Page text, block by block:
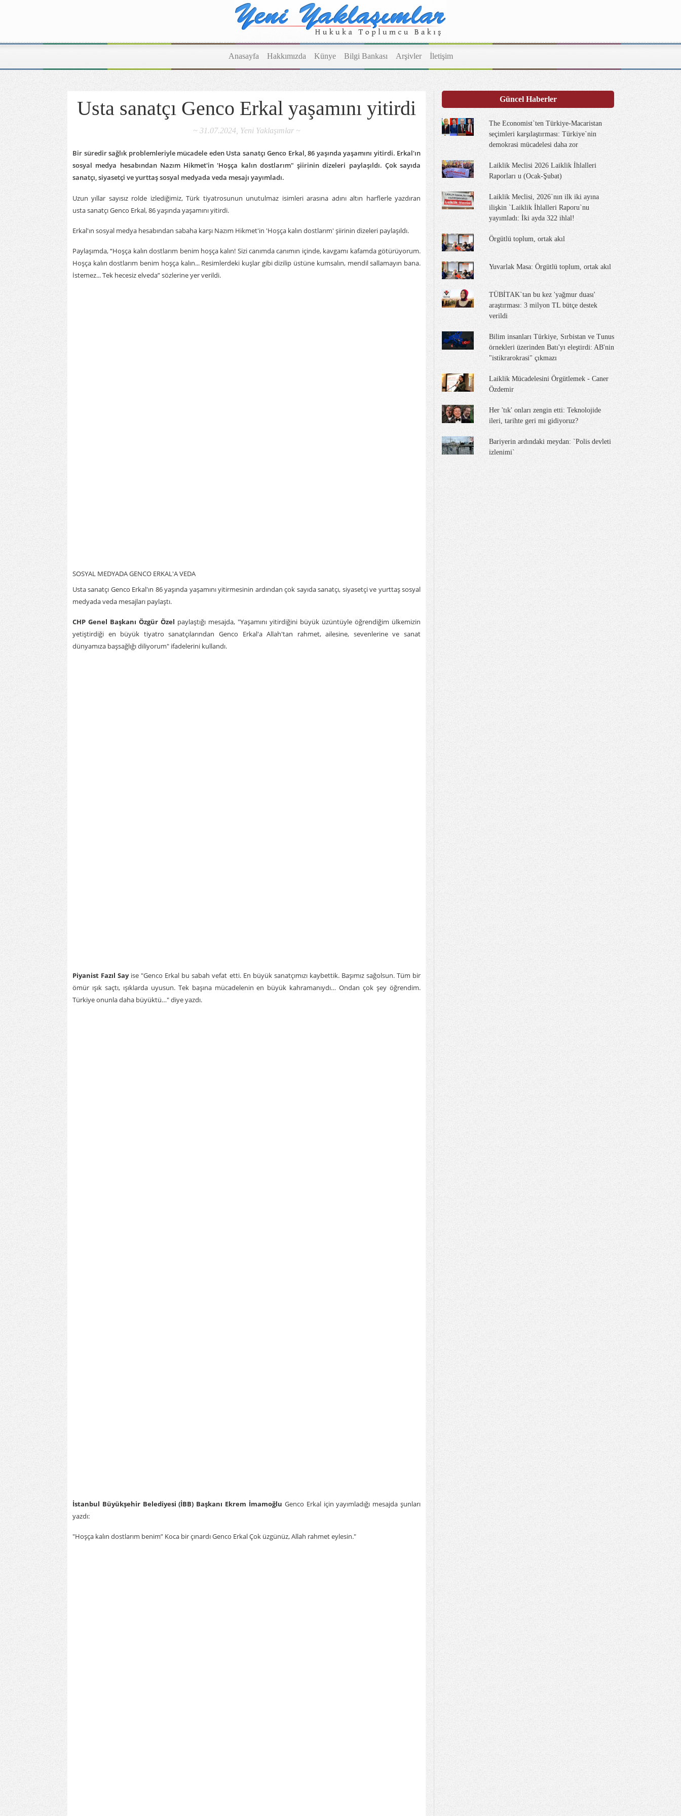
Anasayfa Hakkımızda Künye Bilgi Bankası Arşivler İletişim
Usta sanatçı Genco Erkal yaşamını yitirdi
~ 31.07.2024, Yeni Yaklaşımlar ~
Bir süredir sağlık problemleriyle mücadele eden Usta sanatçı Genco Erkal, 86 yaşında yaşamını yitirdi. Erkal'ın
sosyal medya hesabından Nazım Hikmet'in 'Hoşça kalın dostlarım" şiirinin dizeleri paylaşıldı. Çok sayıda
sanatçı, siyasetçi ve yurttaş sosyal medyada veda mesajı yayımladı.
Uzun yıllar sayısız rolde izlediğimiz, Türk tiyatrosunun unutulmaz isimleri arasına adını altın harflerle yazdıran
ustasanatçıGenco Erkal, 86 yaşında yaşamını yitirdi.
Erkal'ın sosyal medya hesabından sabaha karşı Nazım Hikmet'in 'Hoşça kalın dostlarım' şiirinin dizeleri paylaşıldı.
Paylaşımda, “Hoşça kalın dostlarım benim hoşça kalın! Sizi canımda canımın içinde, kavgamı kafamda götürüyorum.
Hoşça kalın dostlarım benim hoşça kalın... Resimlerdeki kuşlar gibi dizilip üstüne kumsalın, mendil sallamayın bana.
İstemez... Tek hecesiz elveda” sözlerine yer verildi.
SOSYAL MEDYADA GENCO ERKAL'A VEDA
Usta sanatçı Genco Erkal'ın 86 yaşında yaşamını yitirmesinin ardından çok sayıda sanatçı, siyasetçi ve yurttaş sosyal
medyada veda mesajları paylaştı.
CHP Genel Başkanı Özgür Özel paylaştığı mesajda, "Yaşamını yitirdiğini büyük üzüntüyle öğrendiğim ülkemizin
yetiştirdiği en büyük tiyatro sanatçılarından Genco Erkal'a Allah'tan rahmet, ailesine, sevenlerine ve sanat
dünyamıza başsağlığı diliyorum" ifadelerini kullandı.
Piyanist Fazıl Sayise "Genco Erkal bu sabah vefat etti. En büyük sanatçımızı kaybettik. Başımız sağolsun. Tüm bir
ömür ışık saçtı, ışıklarda uyusun. Tek başına mücadelenin en büyük kahramanıydı… Ondan çok şey öğrendim.
Türkiye onunla daha büyüktü…" diye yazdı.
İstanbul Büyükşehir Belediyesi (İBB) Başkanı Ekrem İmamoğlu Genco Erkal için yayımladığı mesajda şunları
yazdı:
"Hoşça kalın dostlarım benim” Koca bir çınardı Genco Erkal Çok üzgünüz, Allah rahmet eylesin."
Güncel Haberler
The Economist`ten Türkiye-Macaristan
seçimleri karşılaştırması: Türkiye`nin
demokrasi mücadelesi daha zor
Laiklik Meclisi 2026 Laiklik İhlalleri
Raporları u (Ocak-Şubat)
Laiklik Meclisi, 2026`nın ilk iki ayına
ilişkin `Laiklik İhlalleri Raporu`nu
yayımladı: İki ayda 322 ihlal!
Örgütlü toplum, ortak akıl
Yuvarlak Masa: Örgütlü toplum, ortak akıl
TÜBİTAK`tan bu kez 'yağmur duası'
araştırması: 3 milyon TL bütçe destek
verildi
Bilim insanları Türkiye, Sırbistan ve Tunus
örnekleri üzerinden Batı'yı eleştirdi: AB'nin
"istikrarokrasi" çıkmazı
Laiklik Mücadelesini Örgütlemek - Caner
Özdemir
Her 'tık' onları zengin etti: Teknolojide
ileri, tarihte geri mi gidiyoruz?
Bariyerin ardındaki meydan: `Polis devleti
izlenimi`